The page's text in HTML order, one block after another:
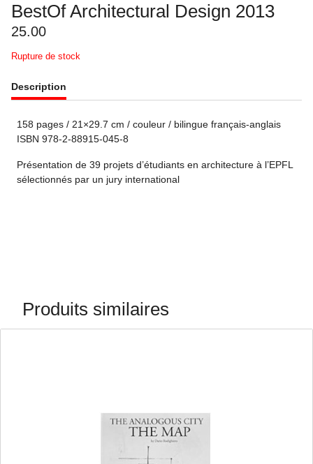
BestOf Architectural Design 2013
25.00
Rupture de stock
Description
158 pages / 21×29.7 cm / couleur / bilingue français-anglais
ISBN 978-2-88915-045-8
Présentation de 39 projets d’étudiants en architecture à l’EPFL
sélectionnés par un jury international
Produits similaires